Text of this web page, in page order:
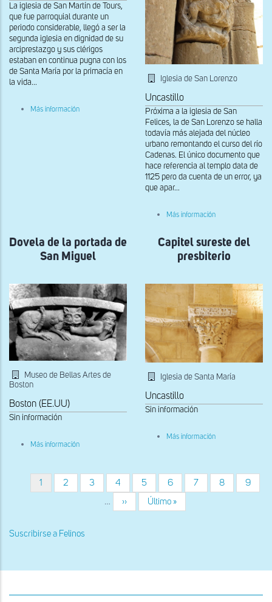
La iglesia de San Martín de Tours,
que fue parroquial durante un
periodo considerable, llegó a ser la
segunda iglesia en dignidad de su
arciprestazgo y sus clérigos
estaban en continua pugna con los
de Santa María por la primacía en
la vida...
Más información
Iglesia de San Lorenzo
Uncastillo
Próxima a la iglesia de San
Felices, la de San Lorenzo se halla
todavía más alejada del núcleo
urbano remontando el curso del río
Cadenas. El único documento que
hace referencia al templo data de
1125 pero da cuenta de un error, ya
que apar...
Más información
la
columna
la
portada
Dovela de la portada de
San Miguel
Museo de Bellas Artes de
Boston
Boston (EE.UU)
Sin información
Más información
portada
Capitel sureste del
presbiterio
Iglesia de Santa María
Uncastillo
Sin información
Más información
Paginación
Página
actual
1 Página
2 Página
3 Página
4 Página
5 Página
6 Página
7 Página
8 Página
9
…
Siguiente
página
››
Última
página
Último »
Suscribirse a Felinos